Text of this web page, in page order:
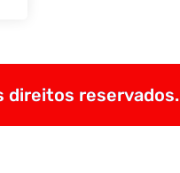
direitos reservados.